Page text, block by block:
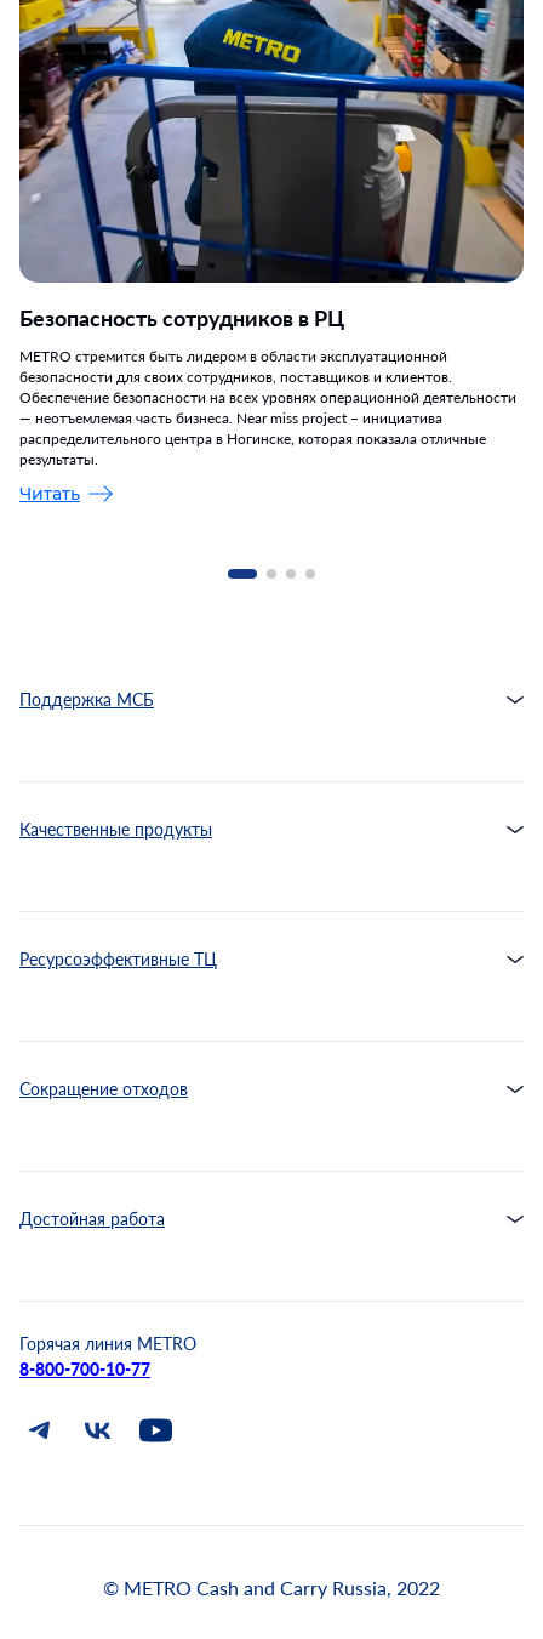
Безопасность сотрудников в РЦ
METRO стремится быть лидером в области эксплуатационной
безопасности для своих сотрудников, поставщиков и клиентов.
Обеспечение безопасности на всех уровнях операционной деятельности
— неотъемлемая часть бизнеса. Near miss project – инициатива
распределительного центра в Ногинске, которая показала отличные
результаты.
Читать
Поддержка МСБ
Качественные продукты
Ресурсоэффективные ТЦ
Сокращение отходов
Достойная работа
Горячая линия METRO
8-800-700-10-77
© METRO Cash and Carry Russia, 2022